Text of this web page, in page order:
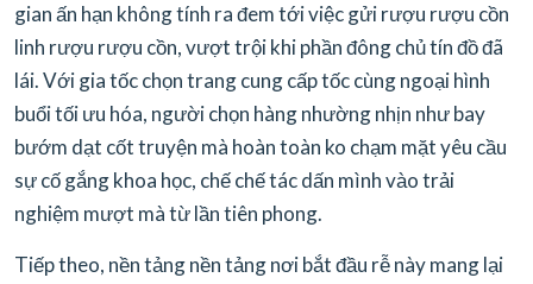
gian ấn hạn không tính ra đem tới việc gửi rượu rượu cồn
linh rượu rượu cồn, vượt trội khi phần đông chủ tín đồ đã
lái. Với gia tốc chọn trang cung cấp tốc cùng ngoại hình
buổi tối ưu hóa, người chọn hàng nhường nhịn như bay
bướm dạt cốt truyện mà hoàn toàn ko chạm mặt yêu cầu
sự cố gắng khoa học, chế chế tác dấn mình vào trải
nghiệm mượt mà từ lần tiên phong.
Tiếp theo, nền tảng nền tảng nơi bắt đầu rễ này mang lại